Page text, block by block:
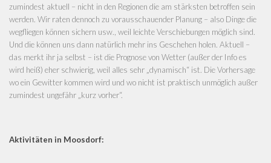
zumindest aktuell – nicht in den Regionen die am stärksten betroffen sein
werden. Wir raten dennoch zu vorausschauender Planung – also Dinge die
wegfliegen können sichern usw., weil leichte Verschiebungen möglich sind.
Und die können uns dann natürlich mehr ins Geschehen holen. Aktuell –
das merkt ihr ja selbst – ist die Prognose von Wetter (außer der Info es
wird heiß) eher schwierig, weil alles sehr „dynamisch“ ist. Die Vorhersage
wo ein Gewitter kommen wird und wo nicht ist praktisch unmöglich außer
zumindest ungefähr „kurz vorher“.
Aktivitäten in Moosdorf: